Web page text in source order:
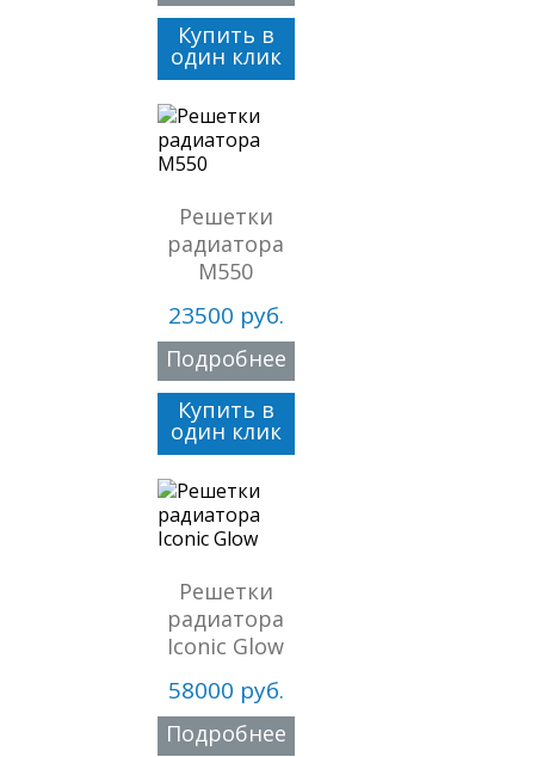
Купить в
один клик
Решетки
радиатора
M550
23500 руб.
Подробнее
Купить в
один клик
Решетки
радиатора
Iconic Glow
58000 руб.
Подробнее